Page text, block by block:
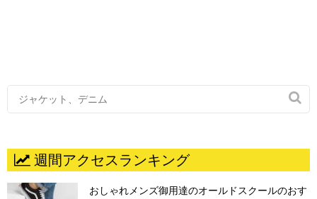

週間アクセスランキング
おしゃれメンズ御用達のオールドスクールのおす